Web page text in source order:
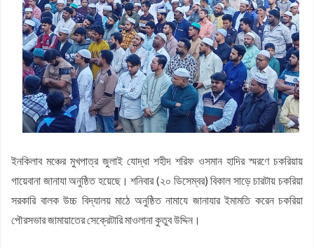
কফিল উদ্দিন
জয়নাল আবেদীন মহিউচ্ছুন্নাহ দাখিল মাদ্রাসায় বৃক্ষরোপণ কর্মসূচি অনুষ্ঠিত
সসাসের পাঁচদিনের সংগীত কর্মশালা সম্পন্ন
চকরিয়ায় উপজেলা স্কাউটসের মাসিক সভা অনুষ্ঠিত
বেগম রোকেয়া সাখাওয়াত হোসেন বৃত্তির তৃতীয় পুরস্কার পেলো তাসরিফুল
করিম
বেগম রোকেয়া সাখাওয়াত হোসেন বৃত্তির পুরস্কার পেলো পাঁচ শতাধিক
চকরিয়া প্রেসক্লাবের উদ্যোগে জুলাই গণঅভ্যুত্থান দিবসের আলোচনা সভা
ও দোয়া মাহফিল
ইনকিলাব মঞ্চের মুখপাত্র জুলাই যোদ্ধা শহীদ শরিফ ওসমান হাদির স্মরণে চকরিয়ায়
গায়েবানা জানাযা অনুষ্ঠিত হয়েছে। শনিবার (২০ ডিসেম্বর) বিকাল সাড়ে চারটায় চকরিয়া
সরকারি বালক উচ্চ বিদ্যালয় মাঠে অনুষ্ঠিত নামাযে জানাযার ইমামতি করেন চকরিয়া
পৌরসভার জামায়াতের সেক্রেটারি মাওলানা কুতুব উদ্দিন।